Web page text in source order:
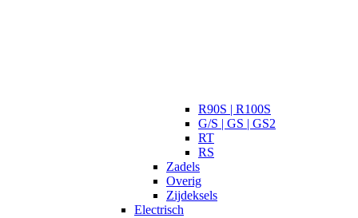
R90S | R100S
G/S | GS | GS2
RT
RS
Zadels
Overig
Zijdeksels
Electrisch